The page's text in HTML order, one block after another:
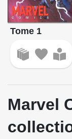
Tome 1
Marvel